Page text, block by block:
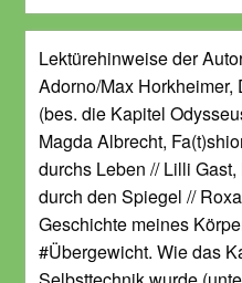
Lektürehinweise der
Adorno/Max
(bes. die Kapitel
Magda Albrecht,
durchs Leben // Lilli
durch den Spiegel //
Geschichte meines
#Übergewicht. Wie das